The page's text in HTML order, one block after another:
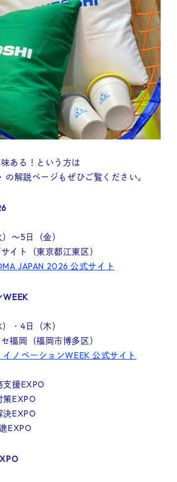
ク PR
ある！という方は
の解説ページもぜひご覧ください。
～5日（金）
イト（東京都江東区）
JAPAN 2026 公式サイト
WEEK
・4日（木）
福岡（福岡市博多区）
イノベーションWEEK 公式サイト
支援EXPO
策EXPO
決EXPO
EXPO